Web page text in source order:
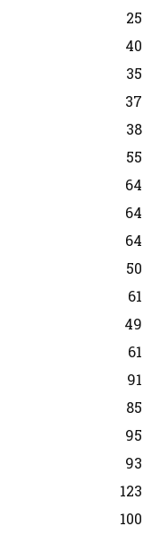
25
40
35
37
38
55
64
64
64
50
61
49
61
91
85
95
93
123
100